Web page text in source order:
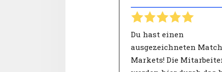
Du hast einen
ausgezeichneten
Markets! Die